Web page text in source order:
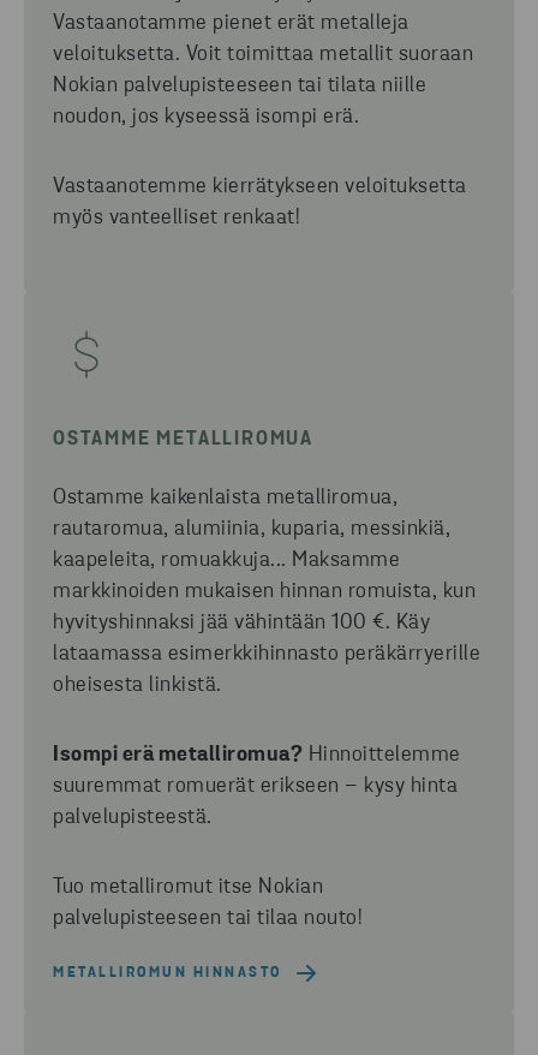
Vastaanotamme pienet erät metalleja
veloituksetta. Voit toimittaa metallit suoraan
Nokian palvelupisteeseen tai tilata niille
noudon, jos kyseessä isompi erä.
Vastaanotemme kierrätykseen veloituksetta
myös vanteelliset renkaat!
OSTAMME METALLIROMUA
Ostamme kaikenlaista metalliromua,
rautaromua, alumiinia, kuparia, messinkiä,
kaapeleita, romuakkuja... Maksamme
markkinoiden mukaisen hinnan romuista, kun
hyvityshinnaksi jää vähintään 100 €. Käy
lataamassa esimerkkihinnasto peräkärryerille
oheisesta linkistä.
Isompi erä metalliromua? Hinnoittelemme
suuremmat romuerät erikseen – kysy hinta
palvelupisteestä.
Tuo metalliromut itse Nokian
palvelupisteeseen tai tilaa nouto!
METALLIROMUN HINNASTO